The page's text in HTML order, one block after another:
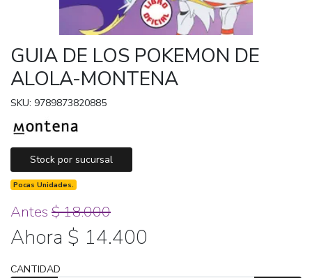
GUIA DE LOS POKEMON DE
ALOLA-MONTENA
SKU: 9789873820885
Stock por sucursal
Pocas Unidades.
Antes $ 18.000
Ahora $ 14.400
CANTIDAD